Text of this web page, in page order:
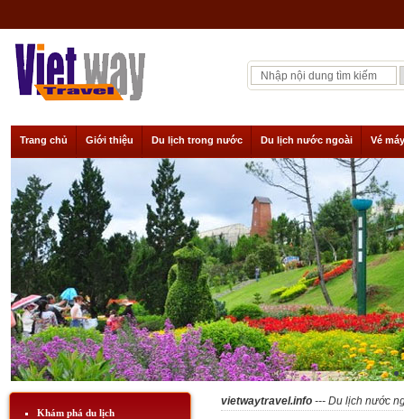
Trang chủ Giới thiệu Du lịch trong nước Du lịch nước ngoài Vé
Khám phá du lịch
vietwaytravel.info --- Du lịch nước